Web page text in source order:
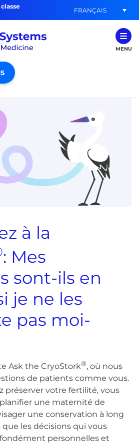
FRANÇAIS
MENU
à la
: Mes
sont-ils en
je ne les
pas moi-
Ask the CryoStork®, où nous
de patients comme vous.
préserver votre fertilité, vous
une maternité de
une conservation à long
les décisions qui vous
personnelles et